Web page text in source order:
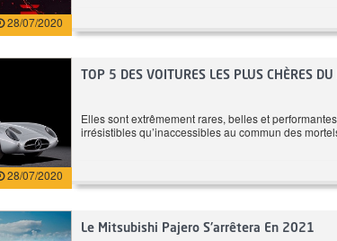
28/07/2020
28/07/2020
TOP 5 DES VOITURES LES PLUS CHÈRES
Elles sont extrêmement rares, belles et
irrésistibles qu’inaccessibles au commun des
Le Mitsubishi Pajero S'arrêtera En 2021